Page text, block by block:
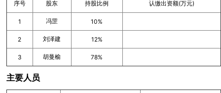
序号 股东 持股比例 认缴出资额(万元)
1 冯罡 10%
2 刘泽建 12%
3 胡曼榆 78%
主要人员